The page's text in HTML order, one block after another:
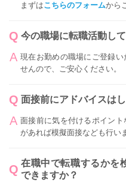
まずはこちらのフォームから
今の職場に転職活動し
現在お勤めの職場にご登録
せんので、ご安心ください。
面接前にアドバイスは
面接前に気を付けるポイン
があれば模擬面接なども行い
在職中で転職するかを
できますか？